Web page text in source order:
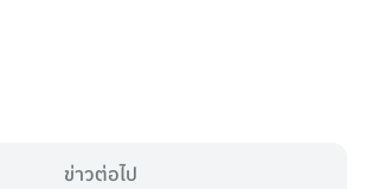
ข่าวต่อไป